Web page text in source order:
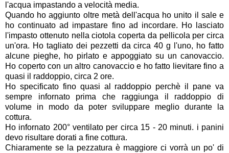
l'acqua impastando a velocità media.
Quando ho aggiunto oltre metà dell'acqua ho unito il sale e
ho continuato ad impastare fino ad incordare. Ho lasciato
l'impasto ottenuto nella ciotola coperta da pellicola per circa
un'ora. Ho tagliato dei pezzetti da circa 40 g l'uno, ho fatto
alcune pieghe, ho pirlato e appoggiato su un canovaccio.
Ho coperto con un altro canovaccio e ho fatto lievitare fino a
quasi il raddoppio, circa 2 ore.
Ho specificato fino quasi al raddoppio perchè il pane va
sempre infornato prima che raggiunga il raddoppio di
volume in modo da poter sviluppare meglio durante la
cottura.
Ho infornato 200° ventilato per circa 15 - 20 minuti. i panini
devo risultare dorati a fine cottura.
Chiaramente se la pezzatura è maggiore ci vorrà un po' di